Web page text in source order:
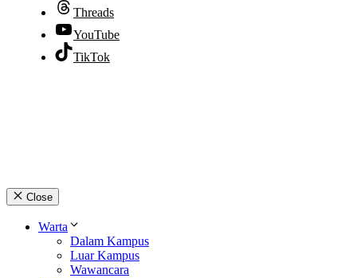
Threads
YouTube
TikTok
Close
Warta
Dalam Kampus
Luar Kampus
Wawancara